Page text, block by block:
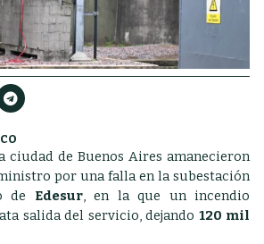
ciudad de Buenos Aires amanecieron
por una falla en la subestación
de Edesur, en la que un incendio
salida del servicio, dejando 120 mil